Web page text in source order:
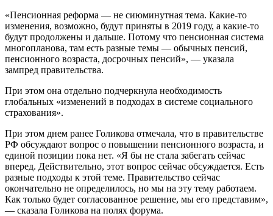
«Пенсионная реформа — не сиюминутная тема. Какие-то
изменения, возможно, будут приняты в 2019 году, а какие-то
будут продолжены и дальше. Потому что пенсионная система
многопланова, там есть разные темы — обычных пенсий,
пенсионного возраста, досрочных пенсий», — указала
зампред правительства.
При этом она отдельно подчеркнула необходимость
глобальных «изменений в подходах в системе социального
страхования».
При этом днем ранее Голикова отмечала, что в правительстве
РФ обсуждают вопрос о повышении пенсионного возраста, и
единой позиции пока нет. «Я бы не стала забегать сейчас
вперед. Действительно, этот вопрос сейчас обсуждается. Есть
разные подходы к этой теме. Правительство сейчас
окончательно не определилось, но мы на эту тему работаем.
Как только будет согласованное решение, мы его представим»,
— сказала Голикова на полях форума.